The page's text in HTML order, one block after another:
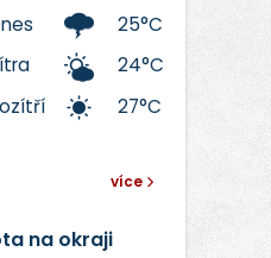
25°C
24°C
27°C
více
na okraji